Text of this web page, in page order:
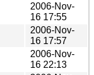
2006-Nov-
16 17:55
2006-Nov-
16 17:57
2006-Nov-
16 22:13